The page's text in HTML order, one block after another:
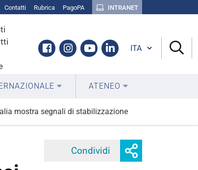
Contatti Rubrica PagoPA INTRANET
Facebook
Instagram
YoutubeLinkedin
Cambia lingua
ATENEO
mostra segnali di stabilizzazione
Condividi Facebook